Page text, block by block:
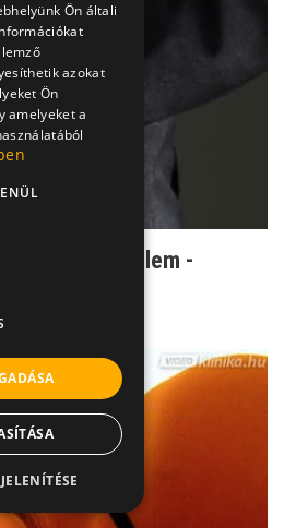
elfog a félelem -
Ön általi
azokat
Ön
amelyeket a